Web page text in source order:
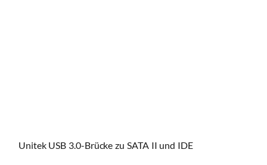
Unitek USB 3.0-Brücke zu SATA II und IDE